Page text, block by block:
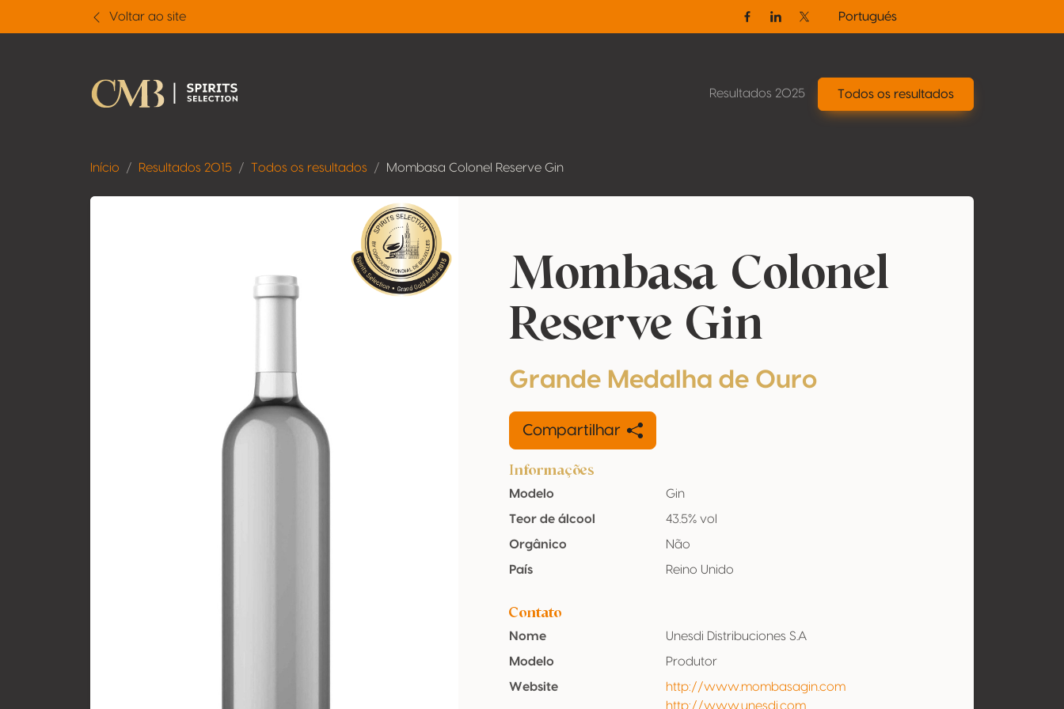
Voltar ao site
FacebookLinkedinTwitter / X
Portugués
Resultados 2025 Todos os resultados
Início Resultados 2015 Todos os resultados Mombasa Colonel Reserve Gin
Mombasa Colonel
Reserve Gin
Grande Medalha de Ouro
Compartilhar
Informações
Modelo
Gin
Teor de álcool
43.5% vol
Orgânico
Não
País
Reino Unido
Contato
Nome
Unesdi Distribuciones S.A
Modelo
Produtor
Website
http://www.mombasagin.com
http://www.unesdi.com